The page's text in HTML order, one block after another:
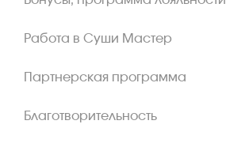
Работа в Суши Мастер
Партнерская программа
Благотворительность